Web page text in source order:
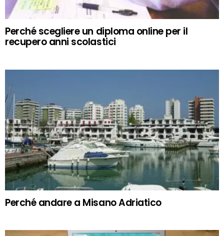
Perché scegliere un diploma online per il
recupero anni scolastici
Perché andare a Misano Adriatico